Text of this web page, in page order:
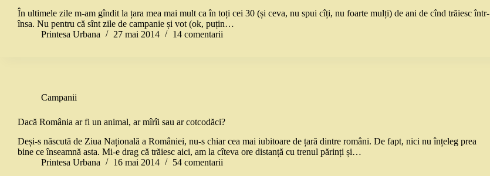
În ultimele zile m-am gîndit la țara mea mai mult ca în toți cei 30 (și ceva, nu spui cîți, nu foarte mulți) de ani de cînd trăiesc într-
însa. Nu pentru că sînt zile de campanie și vot (ok, puțin…
Printesa Urbana
27 mai 2014 14 comentarii
Campanii
Dacă România ar fi un animal, ar mîrîi sau ar cotcodăci?
Deși-s născută de Ziua Națională a României, nu-s chiar cea mai iubitoare de țară dintre români. De fapt, nici nu înțeleg prea
bine ce înseamnă asta. Mi-e drag că trăiesc aici, am la cîteva ore distanță cu trenul părinți și…
Printesa Urbana
16 mai 2014 54 comentarii